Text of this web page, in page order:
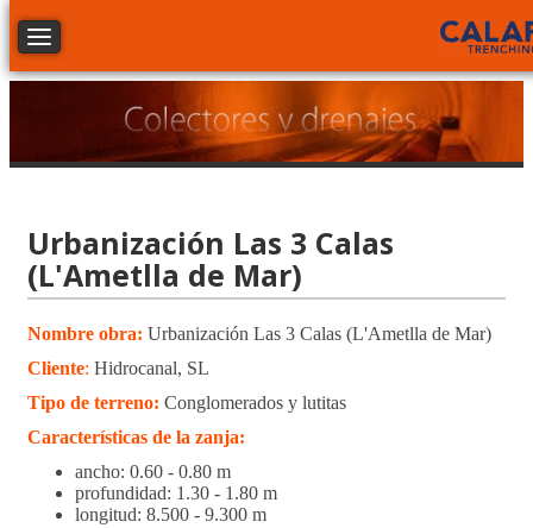
Toggle navigation
Urbanización Las 3 Calas
(L'Ametlla de Mar)
Nombre obra: Urbanización Las 3 Calas (L'Ametlla de Mar)
Cliente: Hidrocanal, SL
Tipo de terreno: Conglomerados y lutitas
Características de la zanja:
ancho: 0.60 - 0.80 m
profundidad: 1.30 - 1.80 m
longitud: 8.500 - 9.300 m